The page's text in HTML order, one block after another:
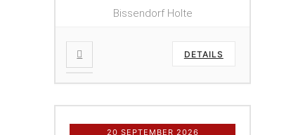
Bissendorf Holte
DETAILS
20 SEPTEMBER 2026